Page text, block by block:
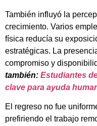
También influyó la
crecimiento. Varios
física reducía su
estratégicas. La
compromiso y
también: Estudiantes
clave para ayuda
El regreso no fue
prefiriendo el trabajo